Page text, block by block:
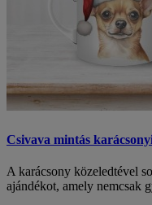
Csivava mintás
A karácsony közeledtével
ajándékot, amely nemcsak